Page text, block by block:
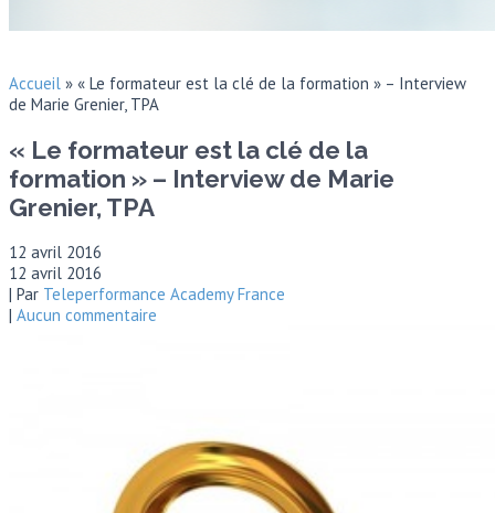
Accueil » « Le formateur est la clé de la formation » – Interview
de Marie Grenier, TPA
« Le formateur est la clé de la
formation » – Interview de Marie
Grenier, TPA
12 avril 2016
12 avril 2016
| Par Teleperformance Academy France
| Aucun commentaire